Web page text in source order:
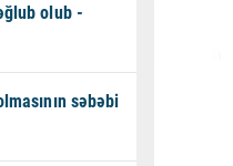
olub -
səbəbi